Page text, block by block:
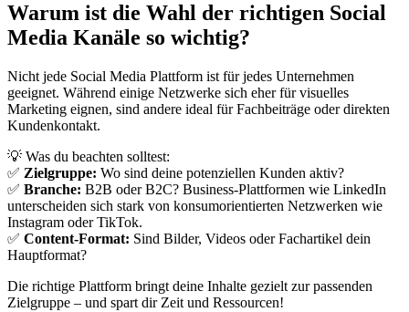
Warum ist die Wahl der richtigen Social
Media Kanäle so wichtig?
Nicht jede Social Media Plattform ist für jedes Unternehmen
geeignet. Während einige Netzwerke sich eher für visuelles
Marketing eignen, sind andere ideal für Fachbeiträge oder direkten
Kundenkontakt.
💡 Was du beachten solltest:
✅ Zielgruppe: Wo sind deine potenziellen Kunden aktiv?
✅ Branche: B2B oder B2C? Business-Plattformen wie LinkedIn
unterscheiden sich stark von konsumorientierten Netzwerken wie
Instagram oder TikTok.
✅ Content-Format: Sind Bilder, Videos oder Fachartikel dein
Hauptformat?
Die richtige Plattform bringt deine Inhalte gezielt zur passenden
Zielgruppe – und spart dir Zeit und Ressourcen!